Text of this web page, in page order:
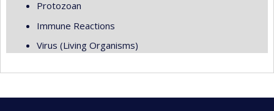
Protozoan
Immune Reactions
Virus (Living Organisms)